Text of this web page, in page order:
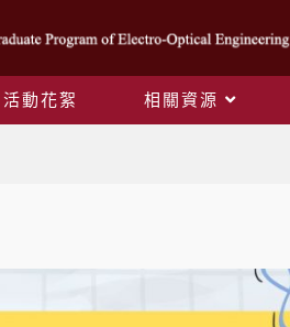
活動花絮 相關資源